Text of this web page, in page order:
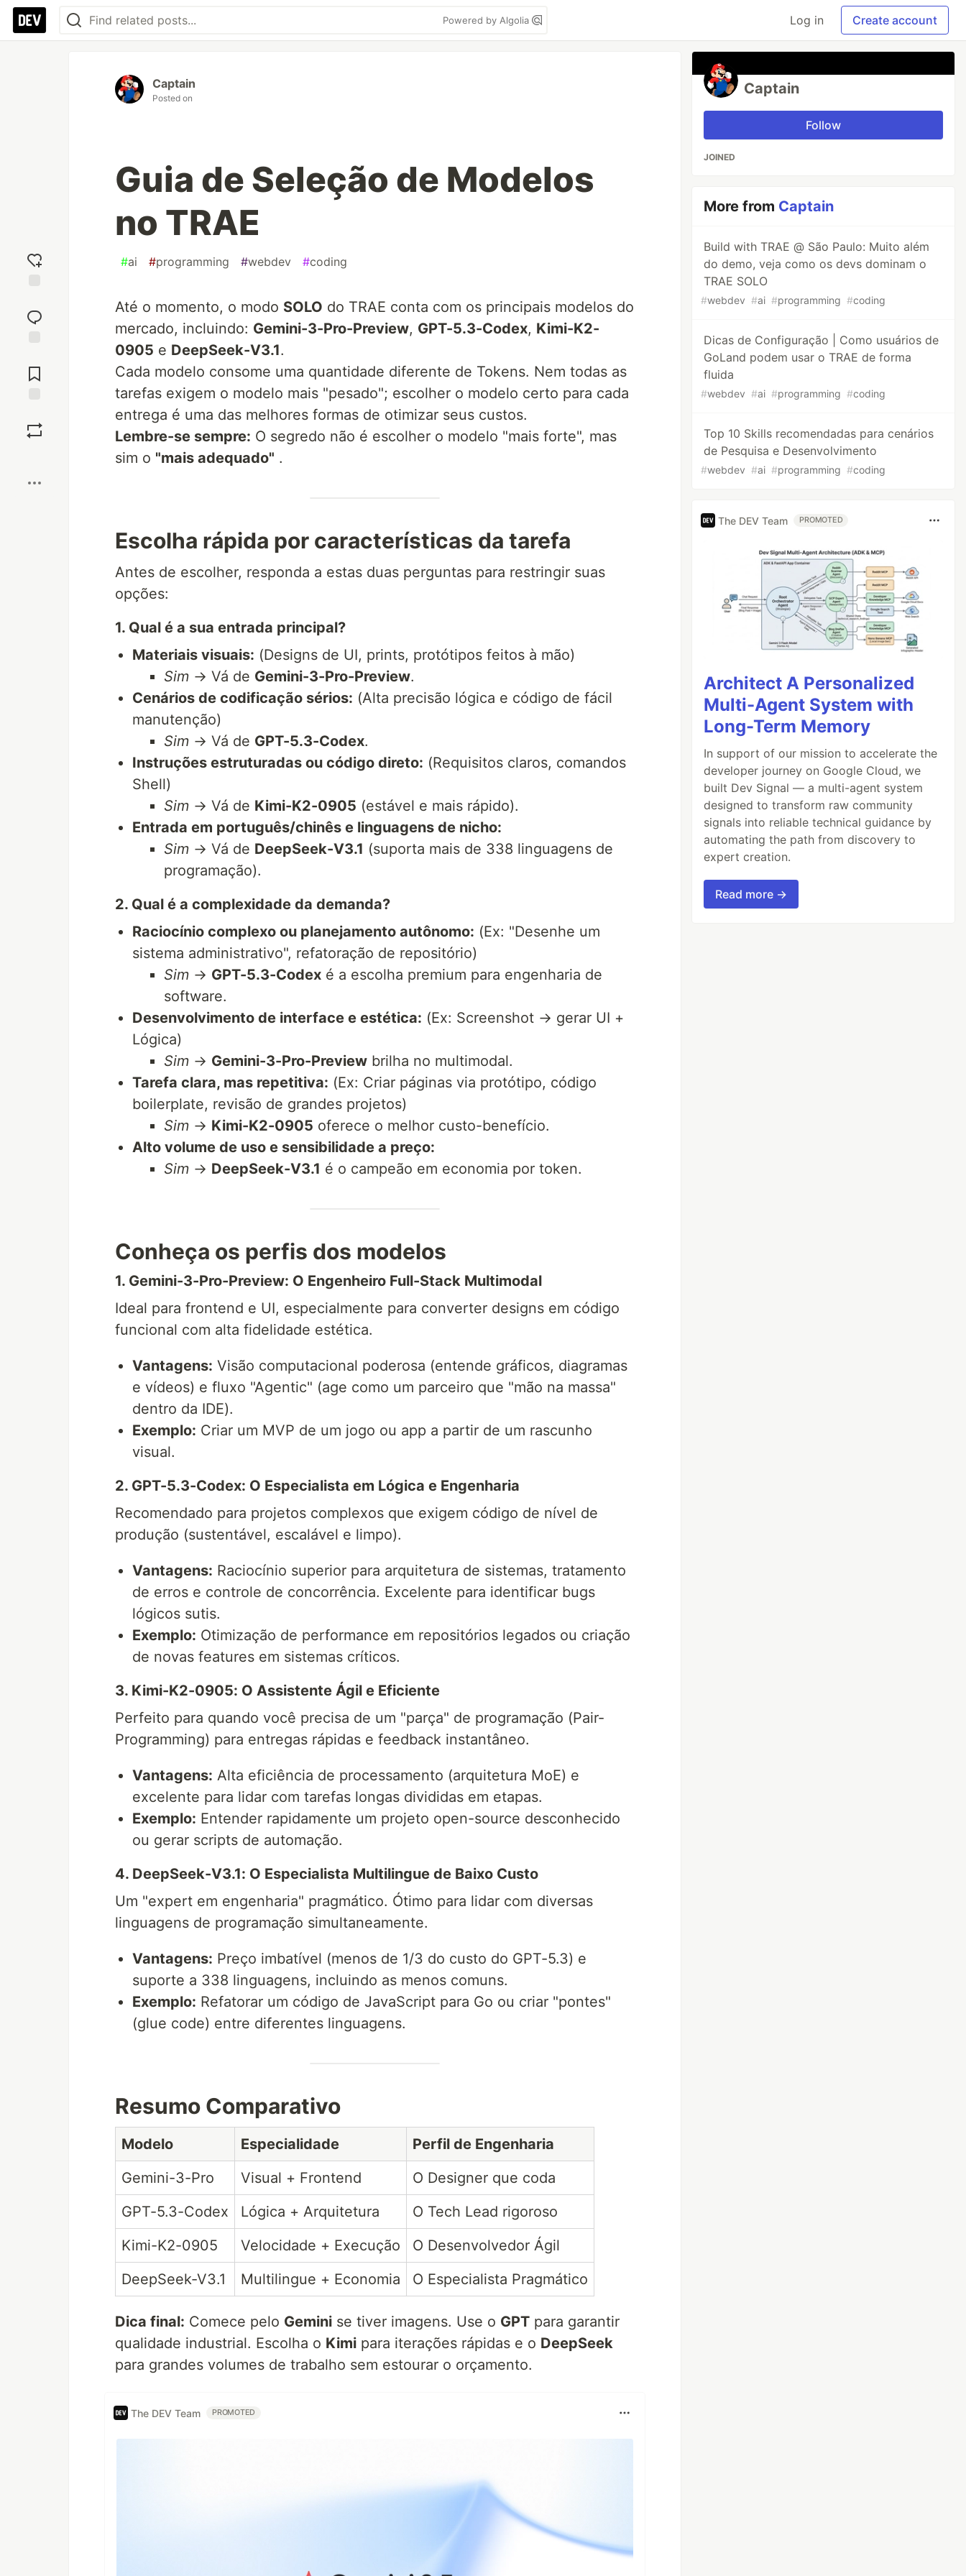
Powered by Algolia Log in Create account
reaction
Comments
Captain
Posted on
Guia de Seleção de Modelos
no TRAE
#ai #programming #webdev #coding
Até o momento, o modo SOLO do TRAE conta com os principais modelos do
mercado, incluindo: Gemini-3-Pro-Preview, GPT-5.3-Codex, Kimi-K2-
0905 e DeepSeek-V3.1.
Cada modelo consome uma quantidade diferente de Tokens. Nem todas as
tarefas exigem o modelo mais "pesado"; escolher o modelo certo para cada
entrega é uma das melhores formas de otimizar seus custos.
Lembre-se sempre: O segredo não é escolher o modelo "mais forte", mas
sim o "mais adequado" .
Escolha rápida por características da tarefa
Antes de escolher, responda a estas duas perguntas para restringir suas
opções:
1. Qual é a sua entrada principal?
Materiais visuais: (Designs de UI, prints, protótipos feitos à mão)
Sim → Vá de Gemini-3-Pro-Preview.
Cenários de codificação sérios: (Alta precisão lógica e código de fácil
manutenção)
Sim → Vá de GPT-5.3-Codex.
Instruções estruturadas ou código direto: (Requisitos claros, comandos
Shell)
Sim → Vá de Kimi-K2-0905 (estável e mais rápido).
Entrada em português/chinês e linguagens de nicho:
Sim → Vá de DeepSeek-V3.1 (suporta mais de 338 linguagens de
programação).
2. Qual é a complexidade da demanda?
Raciocínio complexo ou planejamento autônomo: (Ex: "Desenhe um
sistema administrativo", refatoração de repositório)
Sim → GPT-5.3-Codex é a escolha premium para engenharia de
software.
Desenvolvimento de interface e estética: (Ex: Screenshot → gerar UI +
Lógica)
Sim → Gemini-3-Pro-Preview brilha no multimodal.
Tarefa clara, mas repetitiva: (Ex: Criar páginas via protótipo, código
boilerplate, revisão de grandes projetos)
Sim → Kimi-K2-0905 oferece o melhor custo-benefício.
Alto volume de uso e sensibilidade a preço:
Sim → DeepSeek-V3.1 é o campeão em economia por token.
Conheça os perfis dos modelos
1. Gemini-3-Pro-Preview: O Engenheiro Full-Stack Multimodal
Ideal para frontend e UI, especialmente para converter designs em código
funcional com alta fidelidade estética.
Vantagens: Visão computacional poderosa (entende gráficos, diagramas
e vídeos) e fluxo "Agentic" (age como um parceiro que "mão na massa"
dentro da IDE).
Exemplo: Criar um MVP de um jogo ou app a partir de um rascunho
visual.
2. GPT-5.3-Codex: O Especialista em Lógica e Engenharia
Recomendado para projetos complexos que exigem código de nível de
produção (sustentável, escalável e limpo).
Vantagens: Raciocínio superior para arquitetura de sistemas, tratamento
de erros e controle de concorrência. Excelente para identificar bugs
lógicos sutis.
Exemplo: Otimização de performance em repositórios legados ou criação
de novas features em sistemas críticos.
3. Kimi-K2-0905: O Assistente Ágil e Eficiente
Perfeito para quando você precisa de um "parça" de programação (Pair-
Programming) para entregas rápidas e feedback instantâneo.
Vantagens: Alta eficiência de processamento (arquitetura MoE) e
excelente para lidar com tarefas longas divididas em etapas.
Exemplo: Entender rapidamente um projeto open-source desconhecido
ou gerar scripts de automação.
4. DeepSeek-V3.1: O Especialista Multilingue de Baixo Custo
Um "expert em engenharia" pragmático. Ótimo para lidar com diversas
linguagens de programação simultaneamente.
Vantagens: Preço imbatível (menos de 1/3 do custo do GPT-5.3) e
suporte a 338 linguagens, incluindo as menos comuns.
Exemplo: Refatorar um código de JavaScript para Go ou criar "pontes"
(glue code) entre diferentes linguagens.
Resumo Comparativo
Modelo Especialidade
Perfil de Engenharia
Gemini-3-Pro
Visual + Frontend
O Designer que coda
GPT-5.3-Codex
Lógica + Arquitetura
O Tech Lead rigoroso
Kimi-K2-0905
Velocidade + Execução
O Desenvolvedor Ágil
DeepSeek-V3.1
Multilingue + Economia O Especialista Pragmático
Dica final: Comece pelo Gemini se tiver imagens. Use o GPT para garantir
qualidade industrial. Escolha o Kimi para iterações rápidas e o DeepSeek
para grandes volumes de trabalho sem estourar o orçamento.
The DEV Team PROMOTED
Captain
Follow
JOINED
More from Captain
Build with TRAE @ São Paulo: Muito além
do demo, veja como os devs dominam o
TRAE SOLO
#webdev #ai #programming #coding
Dicas de Configuração | Como usuários de
GoLand podem usar o TRAE de forma
fluida
#webdev #ai #programming #coding
Top 10 Skills recomendadas para cenários
de Pesquisa e Desenvolvimento
#webdev #ai #programming #coding
The DEV Team PROMOTED
Architect A Personalized
Multi-Agent System with
Long-Term Memory
In support of our mission to accelerate the
developer journey on Google Cloud, we
built Dev Signal — a multi-agent system
designed to transform raw community
signals into reliable technical guidance by
automating the path from discovery to
expert creation.
Read more →